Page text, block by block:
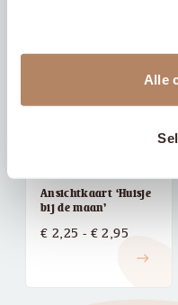
Alle
Ansichtkaart ‘Huisje
bij de maan’
€ 2,25 - € 2,95
€ 2,25
east